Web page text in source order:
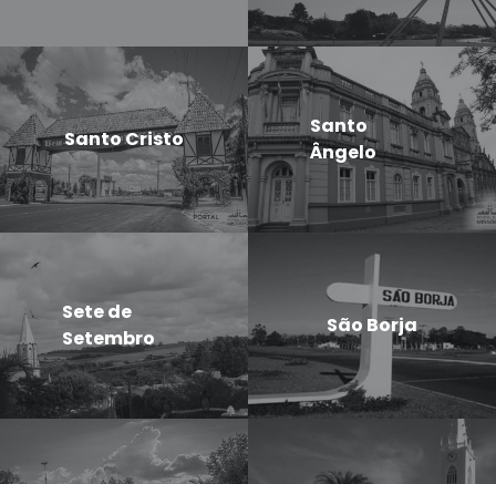
Santo Cristo
Santo
Ângelo
Sete de
Setembro
São Borja